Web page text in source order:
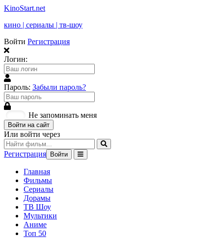
KinoStart.net
кино | сериалы | тв-шоу
Войти Регистрация
Логин:
Пароль: Забыли пароль?
Не запоминать меня
Войти на сайт
Или войти через
Регистрация Войти
Главная
Фильмы
Сериалы
Дорамы
ТВ Шоу
Мультики
Аниме
Топ 50